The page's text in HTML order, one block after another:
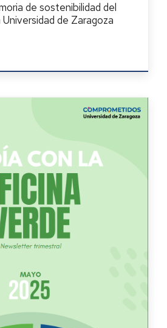
de sostenibilidad del
de Zaragoza